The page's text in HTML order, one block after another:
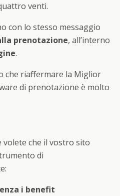
venti.
con lo stesso messaggio
prenotazione, all’interno
.
che riaffermare la Miglior
di prenotazione è molto
volete che il vostro sito
di
i benefit